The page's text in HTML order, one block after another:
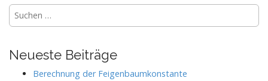
t
n
v
Suchen
nach:
Neueste Beiträge
Berechnung der Feigenbaumkonstante